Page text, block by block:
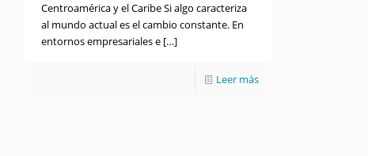
Centroamérica y el Caribe Si algo caracteriza
al mundo actual es el cambio constante. En
entornos empresariales e[…]
Leer más